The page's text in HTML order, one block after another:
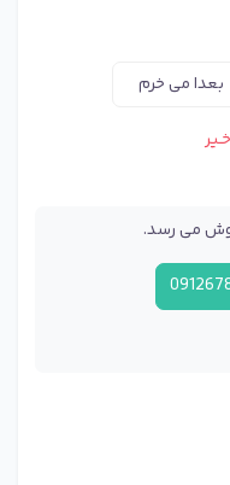
بعدا می خرم
خـیر
می رسد.